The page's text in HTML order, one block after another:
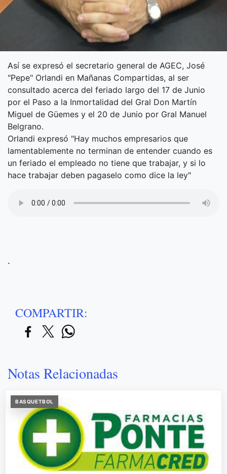
Así se expresó el secretario general de AGEC, José
"Pepe" Orlandi en Mañanas Compartidas, al ser
consultado acerca del feriado largo del 17 de Junio
por el Paso a la Inmortalidad del Gral Don Martín
Miguel de Güemes y el 20 de Junio por Gral Manuel
Belgrano.
Orlandi expresó "Hay muchos empresarios que
lamentablemente no terminan de entender cuando es
un feriado el empleado no tiene que trabajar, y si lo
hace trabajar deben pagaselo como dice la ley"
.
COMPARTIR:
Notas Relacionadas
BASQUETBOL